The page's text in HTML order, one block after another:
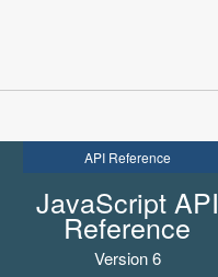
API Reference
JavaScript API
Reference
Version 6